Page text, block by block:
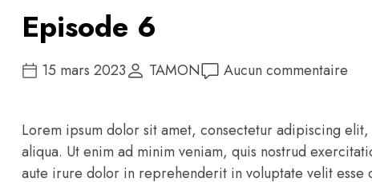
Episode 6
15 mars 2023 TAMON Aucun commentaire
Lorem ipsum dolor sit amet, consectetur adipiscing
aliqua. Ut enim ad minim veniam, quis nostrud
aute irure dolor in reprehenderit in voluptate velit